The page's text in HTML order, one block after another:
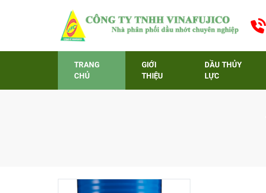
TRANG
CHỦ
GIỚI
THIỆU
DẦU THỦY
LỰC